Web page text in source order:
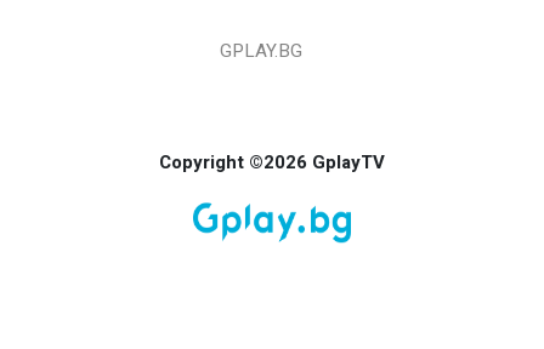
GPLAY.BG
Copyright ©2026 GplayTV